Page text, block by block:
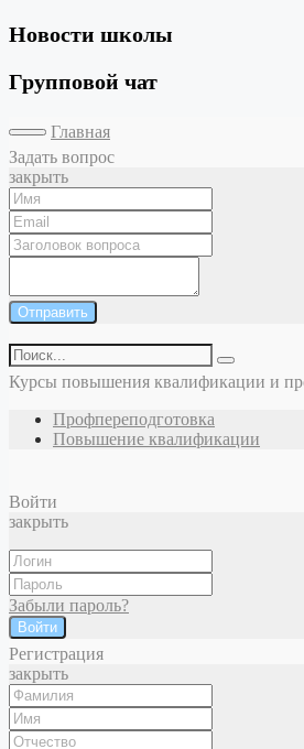
Новости школы
Групповой чат
Главная
Задать вопрос
закрыть
Отправить
Курсы повышения квалификации и
Профпереподготовка
Повышение квалификации
Войти
закрыть
Забыли пароль?
Войти
Регистрация
закрыть